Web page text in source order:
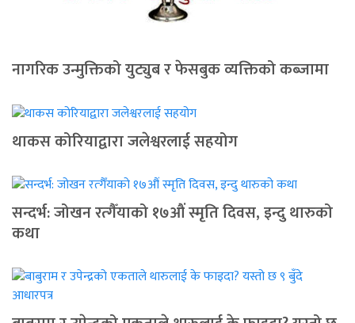
नागरिक उन्मुक्तिको युट्युब र फेसबुक व्यक्तिको कब्जामा
थाकस कोरियाद्वारा जलेश्वरलाई सहयोग
सन्दर्भ: जोखन रत्गैँयाको १७औं स्मृति दिवस, इन्दु थारुको
कथा